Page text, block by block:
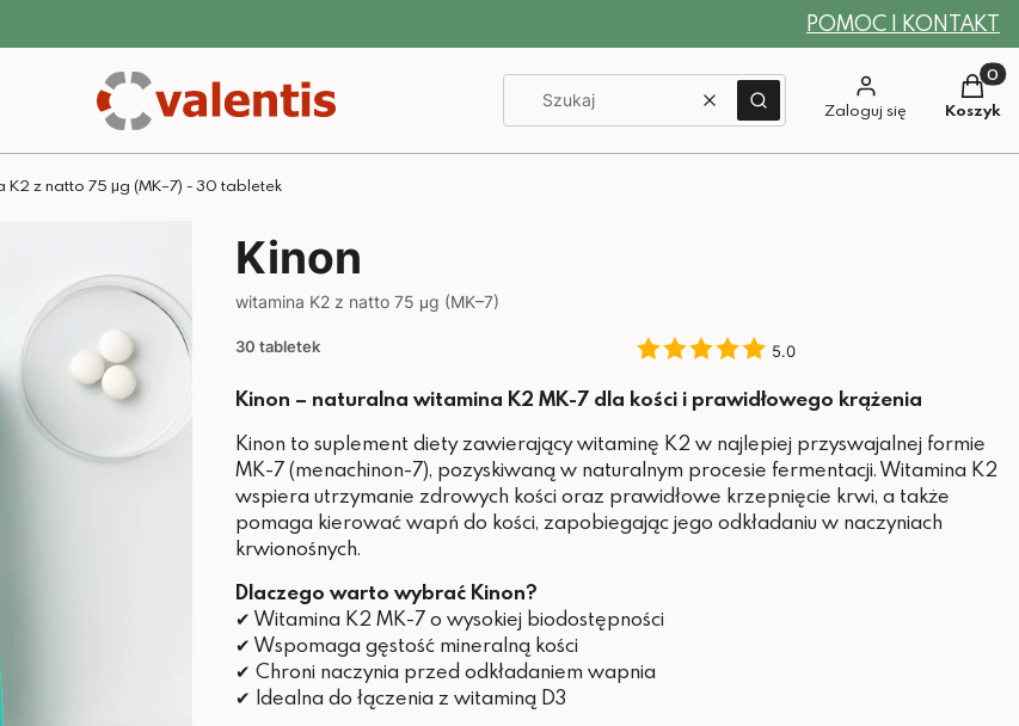
POMOC I KONTAKT
WyczyśćSzukaj Zaloguj się Koszyk
K2 z natto 75 μg (MK–7) - 30 tabletek
Kinon
witamina K2 z natto 75 μg (MK–7)
30 tabletek 5.0
Kinon – naturalna witamina K2 MK-7 dla kości i prawidłowego krążenia
Kinon to suplement diety zawierający witaminę K2 w najlepiej przyswajalnej formie
MK-7 (menachinon-7), pozyskiwaną w naturalnym procesie fermentacji. Witamina K2
wspiera utrzymanie zdrowych kości oraz prawidłowe krzepnięcie krwi, a także
pomaga kierować wapń do kości, zapobiegając jego odkładaniu w naczyniach
krwionośnych.
Dlaczego warto wybrać Kinon?
✔ Witamina K2 MK-7 o wysokiej biodostępności
✔ Wspomaga gęstość mineralną kości
✔ Chroni naczynia przed odkładaniem wapnia
✔ Idealna do łączenia z witaminą D3